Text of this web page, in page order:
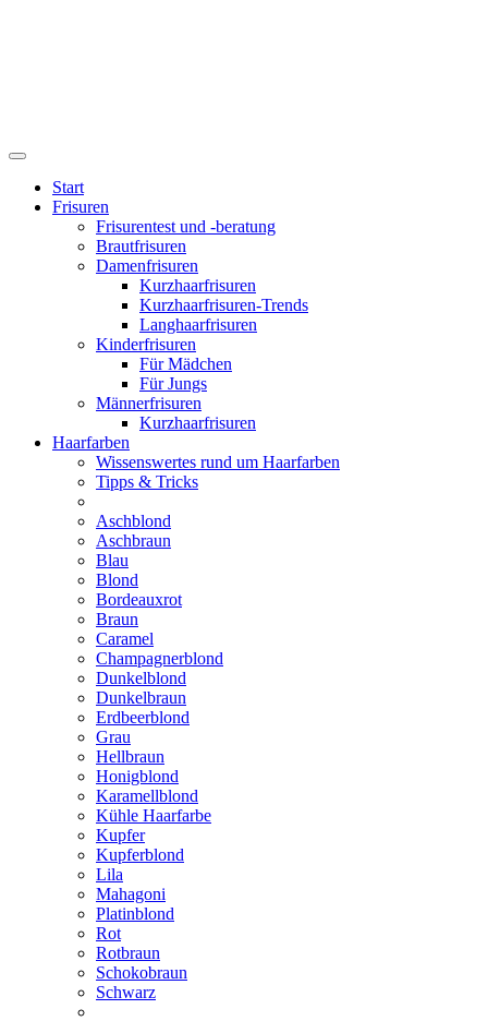
Start
Frisuren
Frisurentest und -beratung
Brautfrisuren
Damenfrisuren
Kurzhaarfrisuren
Kurzhaarfrisuren-Trends
Langhaarfrisuren
Kinderfrisuren
Für Mädchen
Für Jungs
Männerfrisuren
Kurzhaarfrisuren
Haarfarben
Wissenswertes rund um Haarfarben
Tipps & Tricks
Aschblond
Aschbraun
Blau
Blond
Bordeauxrot
Braun
Caramel
Champagnerblond
Dunkelblond
Dunkelbraun
Erdbeerblond
Grau
Hellbraun
Honigblond
Karamellblond
Kühle Haarfarbe
Kupfer
Kupferblond
Lila
Mahagoni
Platinblond
Rot
Rotbraun
Schokobraun
Schwarz